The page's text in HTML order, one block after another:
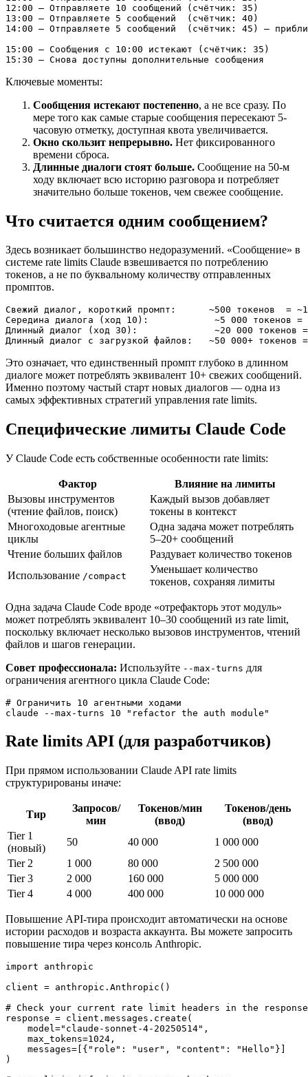
12:00 — Отправляете 10 сообщений (счётчик: 35)
13:00 — Отправляете 5 сообщений  (счётчик: 40)
14:00 — Отправляете 5 сообщений  (счётчик: 45) —
15:00 — Сообщения с 10:00 истекают (счётчик: 35)
Ключевые моменты:
Сообщения истекают постепенно, а не все сразу. По
мере того как самые старые сообщения пересекают 5-
часовую отметку, доступная квота увеличивается.
Окно скользит непрерывно. Нет фиксированного
времени сброса.
Длинные диалоги стоят больше. Сообщение на 50-м
ходу включает всю историю разговора и потребляет
значительно больше токенов, чем свежее сообщение.
Что считается одним сообщением?
Здесь возникает большинство недоразумений. «Сообщение» в
системе rate limits Claude взвешивается по потреблению
токенов, а не по буквальному количеству отправленных
промптов.
Свежий диалог, короткий промпт:      ~500 токенов  = ~1
Середина диалога (ход 10):            ~5 000 токенов =
Длинный диалог (ход 30):              ~20 000 токенов =
Это означает, что единственный промпт глубоко в длинном
диалоге может потреблять эквивалент 10+ свежих сообщений.
Именно поэтому частый старт новых диалогов — одна из
самых эффективных стратегий управления rate limits.
Специфические лимиты Claude Code
У Claude Code есть собственные особенности rate limits:
Фактор
Влияние на лимиты
Вызовы инструментов
(чтение файлов, поиск)
Каждый вызов добавляет
токены в контекст
Многоходовые агентные
циклы
Одна задача может потреблять
5–20+ сообщений
Чтение больших файлов
Раздувает количество токенов
Использование /compact
Уменьшает количество
токенов, сохраняя лимиты
Одна задача Claude Code вроде «отрефакторь этот модуль»
может потреблять эквивалент 10–30 сообщений из rate limit,
поскольку включает несколько вызовов инструментов, чтений
файлов и шагов генерации.
Совет профессионала: Используйте --max-turns для
ограничения агентного цикла Claude Code:
# Ограничить 10 агентными ходами
Rate limits API (для разработчиков)
При прямом использовании Claude API rate limits
структурированы иначе:
Тир
Запросов/
мин
Токенов/мин
(ввод)
Токенов/день
(ввод)
Tier 1
(новый)
50 40 000
1 000 000
Tier 2
1 000 80 000
2 500 000
Tier 3
2 000 160 000
5 000 000
Tier 4
4 000 400 000 10 000 000
Повышение API-тира происходит автоматически на основе
истории расходов и возраста аккаунта. Вы можете запросить
повышение тира через консоль Anthropic.
import anthropic
client = anthropic.Anthropic()
# Check your current rate limit headers in the response
response = client.messages.create(
    model="claude-sonnet-4-20250514",
    max_tokens=1024,
    messages=[{"role": "user", "content": "Hello"}]
)